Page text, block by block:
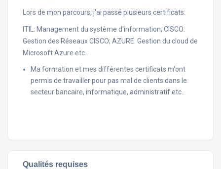
Lors de mon parcours, j'ai passé plusieurs certificats:
ITIL: Management du système d'information; CISCO:
Gestion des Réseaux CISCO; AZURE: Gestion du cloud de
Microsoft Azure etc..
Ma formation et mes différentes certificats m'ont
permis de travailler pour pas mal de clients dans le
secteur bancaire, informatique, administratif etc..
Qualités requises